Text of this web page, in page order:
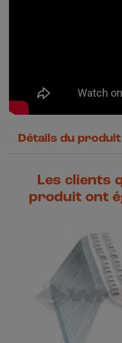
Détails du produit
Les clients
produit ont